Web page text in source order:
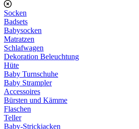
Socken
Badsets
Babysocken
Matratzen
Schlafwagen
Dekoration Beleuchtung
Hüte
Baby Turnschuhe
Baby Strampler
Accessoires
Bürsten und Kämme
Flaschen
Teller
Baby-Strickjacken